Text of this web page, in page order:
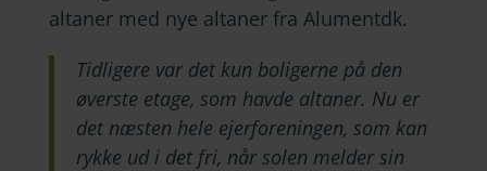
altaner med nye altaner fra Alumentdk.
Tidligere var det kun boligerne på den
øverste etage, som havde altaner. Nu er
det næsten hele ejerforeningen, som kan
rykke ud i det fri, når solen melder sin